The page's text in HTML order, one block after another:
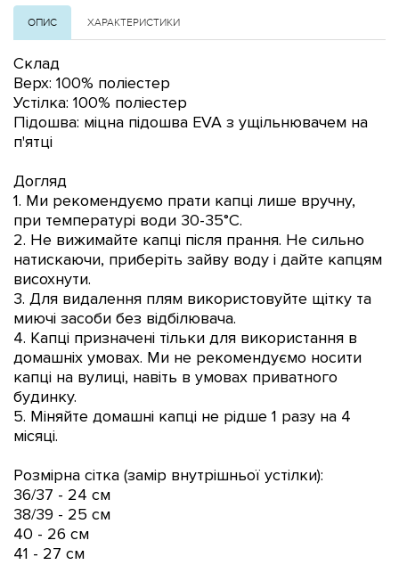
ОПИС ХАРАКТЕРИСТИКИ
Склад
Верх: 100% поліестер
Устілка: 100% поліестер
Підошва: міцна підошва EVA з ущільнювачем на
п'ятці
Догляд
1. Ми рекомендуємо прати капці лише вручну,
при температурі води 30-35°С.
2. Не вижимайте капці після прання. Не сильно
натискаючи, приберіть зайву воду і дайте капцям
висохнути.
3. Для видалення плям використовуйте щітку та
миючі засоби без відбілювача.
4. Капці призначені тільки для використання в
домашніх умовах. Ми не рекомендуємо носити
капці на вулиці, навіть в умовах приватного
будинку.
5. Міняйте домашні капці не рідше 1 разу на 4
місяці.
Розмірна сітка (замір внутрішньої устілки):
36/37 - 24 см
38/39 - 25 см
40 - 26 см
41 - 27 см